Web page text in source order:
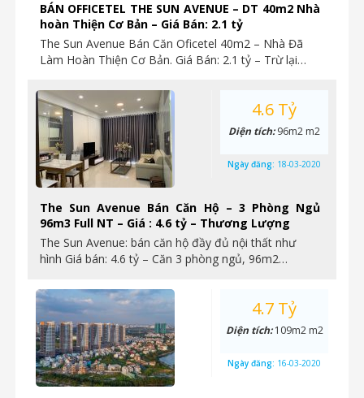
BÁN OFFICETEL THE SUN AVENUE – DT 40m2 Nhà
hoàn Thiện Cơ Bản – Giá Bán: 2.1 tỷ
The Sun Avenue Bán Căn Oficetel 40m2 – Nhà Đã
Làm Hoàn Thiện Cơ Bản. Giá Bán: 2.1 tỷ – Trừ lại…
The Sun Avenue Bán Căn Hộ – 3 Phòng Ngủ
96m3 Full NT – Giá : 4.6 tỷ – Thương Lượng
The Sun Avenue: bán căn hộ đầy đủ nội thất như
hình Giá bán: 4.6 tỷ – Căn 3 phòng ngủ, 96m2…
4.6 Tỷ
Diện tích:96m2 m2
Ngày đăng: 18-03-2020
4.7 Tỷ
Diện tích:109m2 m2
Ngày đăng: 16-03-2020